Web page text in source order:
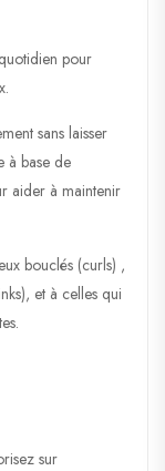
pour
sans laisser
à base de
aider à maintenir
bouclés (curls) ,
et à celles qui
sur